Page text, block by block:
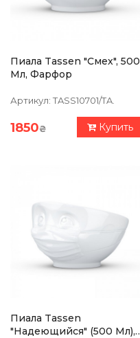
Пиала Tassen "Смех", 500
Мл, Фарфор
Артикул: TASS10701/TA.
1850₴ Купить
Пиала Tassen
"Надеющийся" (500 Мл),